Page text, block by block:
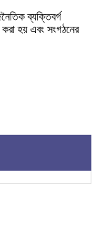
ব্যক্তিবর্গ
হয় এবং সংগঠনের